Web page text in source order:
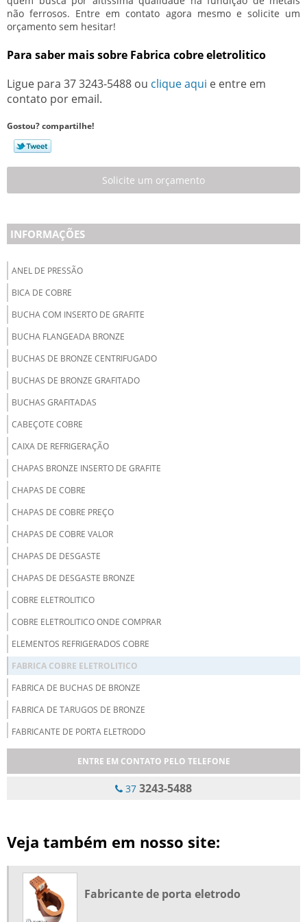
não ferrosos. Entre em contato agora mesmo e solicite um
orçamento sem hesitar!
Para saber mais sobre Fabrica cobre eletrolitico
Ligue para 37 3243-5488 ou clique aqui e entre em
contato por email.
Gostou? compartilhe!
Solicite um orçamento
INFORMAÇÕES
ANEL DE PRESSÃO
BICA DE COBRE
BUCHA COM INSERTO DE GRAFITE
BUCHA FLANGEADA BRONZE
BUCHAS DE BRONZE CENTRIFUGADO
BUCHAS DE BRONZE GRAFITADO
BUCHAS GRAFITADAS
CABEÇOTE COBRE
CAIXA DE REFRIGERAÇÃO
CHAPAS BRONZE INSERTO DE GRAFITE
CHAPAS DE COBRE
CHAPAS DE COBRE PREÇO
CHAPAS DE COBRE VALOR
CHAPAS DE DESGASTE
CHAPAS DE DESGASTE BRONZE
COBRE ELETROLITICO
COBRE ELETROLITICO ONDE COMPRAR
ELEMENTOS REFRIGERADOS COBRE
FABRICA COBRE ELETROLITICO
FABRICA DE BUCHAS DE BRONZE
FABRICA DE TARUGOS DE BRONZE
FABRICANTE DE PORTA ELETRODO
FUNDIÇÃO COBRE ELETROLITICO
FUNDIÇÃO DE COBRE
INDUSTRIA DE BUCHAS DE BRONZE
LANÇA DE OXIGÊNIO
ENTRE EM CONTATO PELO TELEFONE
37 3243-5488
Veja também em nosso site:
Fabricante de porta eletrodo